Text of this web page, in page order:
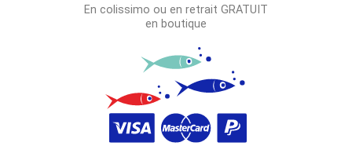
En colissimo ou en retrait GRATUIT
en boutique